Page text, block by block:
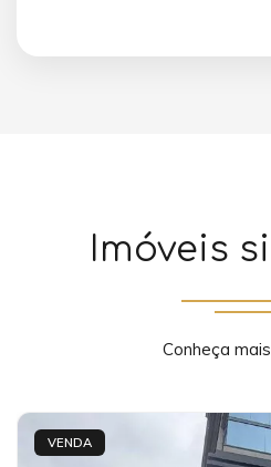
Imóveis
Conheça
VENDA